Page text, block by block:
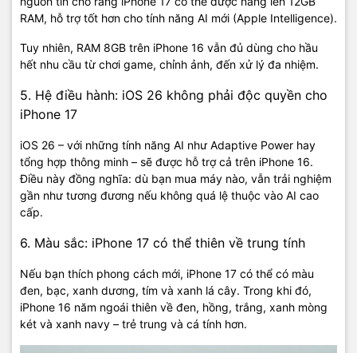
RAM, hỗ trợ tốt hơn cho tính năng AI mới (Apple Intelligence).
Tuy nhiên, RAM 8GB trên iPhone 16 vẫn đủ dùng cho hầu
hết nhu cầu từ chơi game, chỉnh ảnh, đến xử lý đa nhiệm.
5. Hệ điều hành: iOS 26 không phải độc quyền cho
iPhone 17
iOS 26 – với những tính năng AI như Adaptive Power hay
tổng hợp thông minh – sẽ được hỗ trợ cả trên iPhone 16.
Điều này đồng nghĩa: dù bạn mua máy nào, vẫn trải nghiệm
gần như tương đương nếu không quá lệ thuộc vào AI cao
cấp.
6. Màu sắc: iPhone 17 có thể thiên về trung tính
Nếu bạn thích phong cách mới, iPhone 17 có thể có màu
đen, bạc, xanh dương, tím và xanh lá cây. Trong khi đó,
iPhone 16 năm ngoái thiên về đen, hồng, trắng, xanh mòng
két và xanh navy – trẻ trung và cá tính hơn.